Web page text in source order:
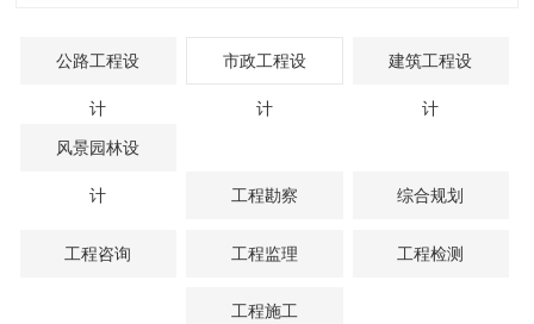
公路工程设
计
市政工程设
计
建筑工程设
计
风景园林设
计 工程勘察 综合规划
工程咨询 工程监理 工程检测
工程施工